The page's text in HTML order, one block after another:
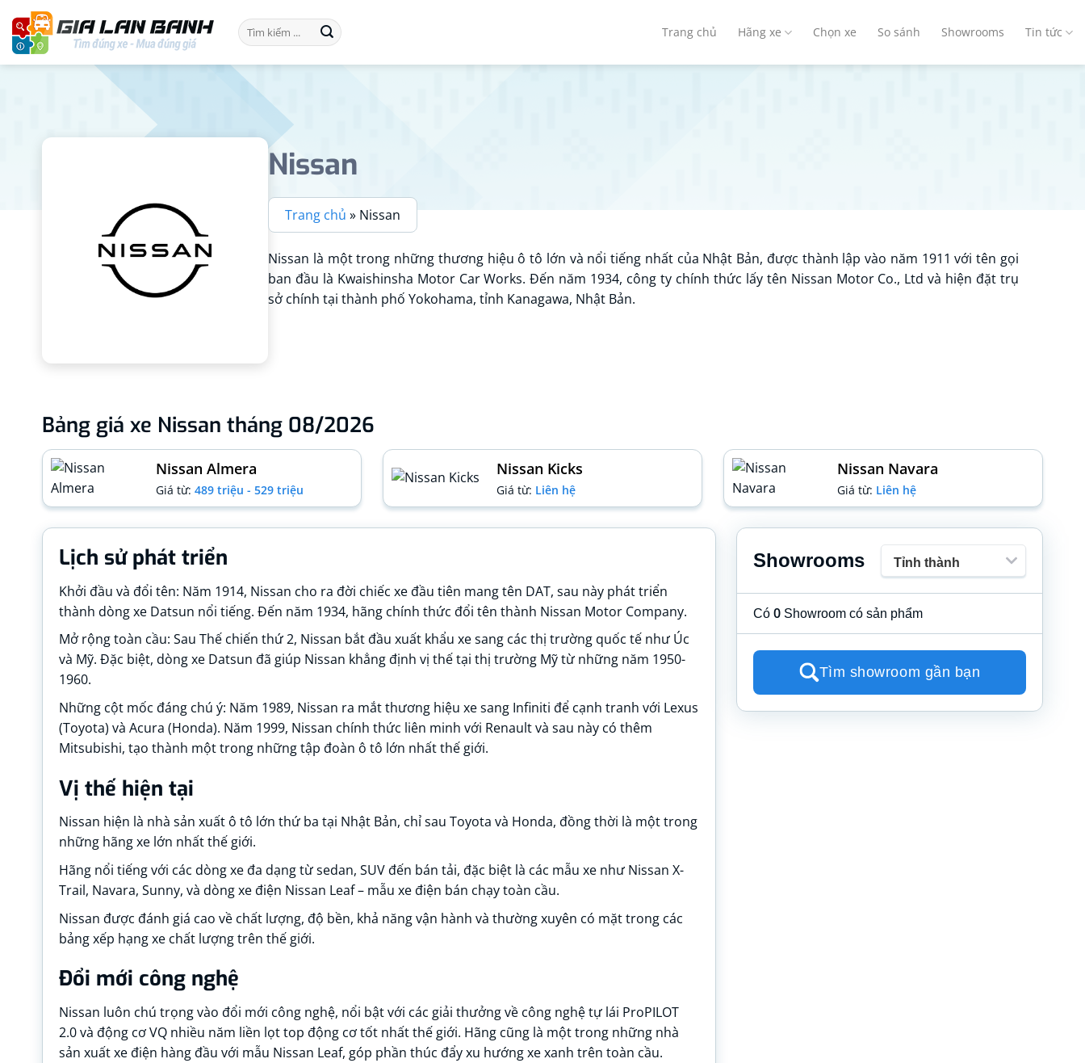
qua
nội
dung
Tìm
kiếm:
Trang chủ Hãng xe Chọn xe So sánh Showrooms Tin tức
Nissan
Trang chủ » Nissan
Nissan là một trong những thương hiệu ô tô lớn và nổi tiếng nhất của Nhật Bản, được thành lập vào năm 1911 với tên gọi
ban đầu là Kwaishinsha Motor Car Works. Đến năm 1934, công ty chính thức lấy tên Nissan Motor Co., Ltd và hiện đặt trụ
sở chính tại thành phố Yokohama, tỉnh Kanagawa, Nhật Bản.
Bảng giá xe Nissan tháng 08/2026
Nissan Almera
Giá từ: 489 triệu - 529 triệu
Nissan Kicks
Giá từ: Liên hệ
Nissan Navara
Giá từ: Liên hệ
Lịch sử phát triển
Khởi đầu và đổi tên: Năm 1914, Nissan cho ra đời chiếc xe đầu tiên mang tên DAT, sau này phát triển
thành dòng xe Datsun nổi tiếng. Đến năm 1934, hãng chính thức đổi tên thành Nissan Motor Company.
Mở rộng toàn cầu: Sau Thế chiến thứ 2, Nissan bắt đầu xuất khẩu xe sang các thị trường quốc tế như Úc
và Mỹ. Đặc biệt, dòng xe Datsun đã giúp Nissan khẳng định vị thế tại thị trường Mỹ từ những năm 1950-
1960.
Những cột mốc đáng chú ý: Năm 1989, Nissan ra mắt thương hiệu xe sang Infiniti để cạnh tranh với Lexus
(Toyota) và Acura (Honda). Năm 1999, Nissan chính thức liên minh với Renault và sau này có thêm
Mitsubishi, tạo thành một trong những tập đoàn ô tô lớn nhất thế giới.
Vị thế hiện tại
Nissan hiện là nhà sản xuất ô tô lớn thứ ba tại Nhật Bản, chỉ sau Toyota và Honda, đồng thời là một trong
những hãng xe lớn nhất thế giới.
Hãng nổi tiếng với các dòng xe đa dạng từ sedan, SUV đến bán tải, đặc biệt là các mẫu xe như Nissan X-
Trail, Navara, Sunny, và dòng xe điện Nissan Leaf – mẫu xe điện bán chạy toàn cầu.
Nissan được đánh giá cao về chất lượng, độ bền, khả năng vận hành và thường xuyên có mặt trong các
bảng xếp hạng xe chất lượng trên thế giới.
Đổi mới công nghệ
Nissan luôn chú trọng vào đổi mới công nghệ, nổi bật với các giải thưởng về công nghệ tự lái ProPILOT
2.0 và động cơ VQ nhiều năm liền lọt top động cơ tốt nhất thế giới. Hãng cũng là một trong những nhà
sản xuất xe điện hàng đầu với mẫu Nissan Leaf, góp phần thúc đẩy xu hướng xe xanh trên toàn cầu.
Showrooms
Có 0 Showroom có sản phẩm
Tìm showroom gần bạn